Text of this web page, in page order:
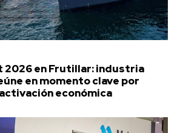
2026 en Frutillar: industria
en momento clave por
económica